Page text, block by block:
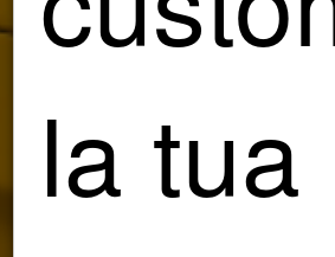
la tua